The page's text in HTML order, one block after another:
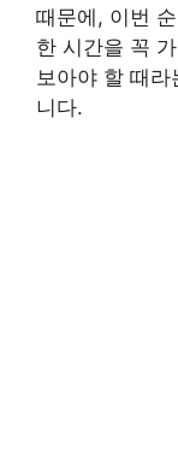
때문에, 이번
한 시간을 꼭
보아야 할 때
니다.